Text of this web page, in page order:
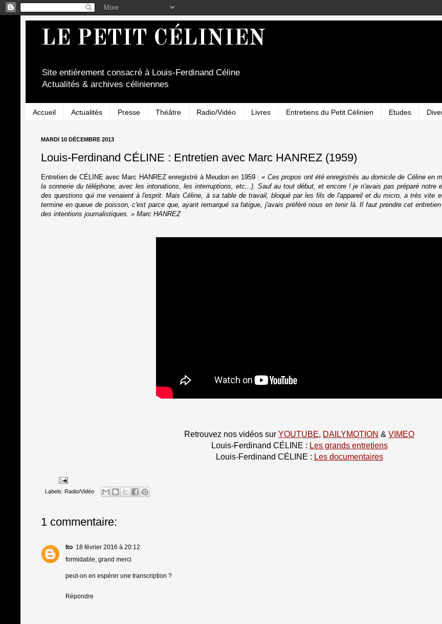
LE PETIT CÉLINIEN
Site entièrement consacré à Louis-Ferdinand Céline
Actualités & archives céliniennes
Accueil Actualités Presse Théâtre Radio/Vidéo Livres Entretiens du Petit Célinien Etudes
MARDI 10 DÉCEMBRE 2013
Louis-Ferdinand CÉLINE : Entretien avec Marc HANREZ (1959)
Entretien de CÉLINE avec Marc HANREZ enregistré à Meudon en 1959 :« Ces propos ont été enregistrés au domicile de Céline en
la sonnerie du téléphone, avec les intonations, les interruptions, etc...). Sauf au tout début, et encore ! je n'avais pas préparé notre
des questions qui me venaient à l'esprit. Mais Céline, à sa table de travail, bloqué par les fils de l'appareil et du micro, a très vite
termine en queue de poisson, c'est parce que, ayant remarqué sa fatigue, j'avais préféré nous en tenir là. Il faut prendre cet
des intentions journalistiques. » Marc HANREZ
Retrouvez nos vidéos sur YOUTUBE, DAILYMOTION & VIMEO
Louis-Ferdinand CÉLINE : Les grands entretiens
Louis-Ferdinand CÉLINE : Les documentaires
Labels: Radio/Vidéo
1 commentaire:
lto 18 février 2016 à 20:12
formidable, grand merci
peut-on en espérer une transcription ?
Répondre